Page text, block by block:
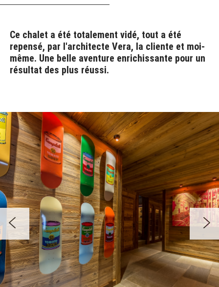
Ce chalet a été totalement vidé, tout a été
repensé, par l'architecte Vera, la cliente et moi-
même. Une belle aventure enrichissante pour un
résultat des plus réussi.